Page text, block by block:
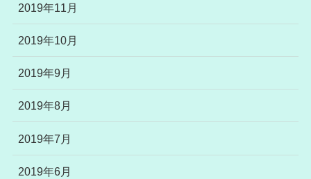
2019年11月
2019年10月
2019年9月
2019年8月
2019年7月
2019年6月